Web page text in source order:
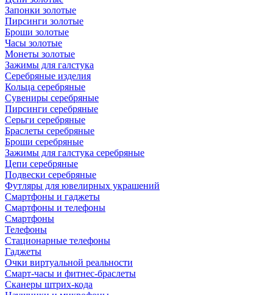
Запонки золотые
Пирсинги золотые
Броши золотые
Часы золотые
Монеты золотые
Зажимы для галстука
Серебряные изделия
Кольца серебряные
Сувениры серебряные
Пирсинги серебряные
Серьги серебряные
Браслеты серебряные
Броши серебряные
Зажимы для галстука серебряные
Цепи серебряные
Подвески серебряные
Футляры для ювелирных украшений
Смартфоны и гаджеты
Смартфоны и телефоны
Смартфоны
Телефоны
Стационарные телефоны
Гаджеты
Очки виртуальной реальности
Смарт-часы и фитнес-браслеты
Сканеры штрих-кода